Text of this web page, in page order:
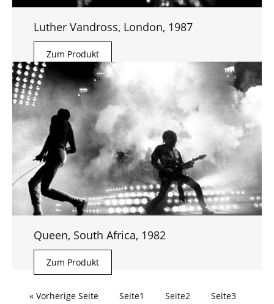
Luther Vandross, London, 1987
Zum Produkt
Queen, South Africa, 1982
Zum Produkt
« Vorherige Seite Seite1 Seite2 Seite3